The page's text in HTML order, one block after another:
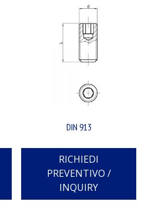
DIN 913
RICHIEDI
PREVENTIVO /
INQUIRY